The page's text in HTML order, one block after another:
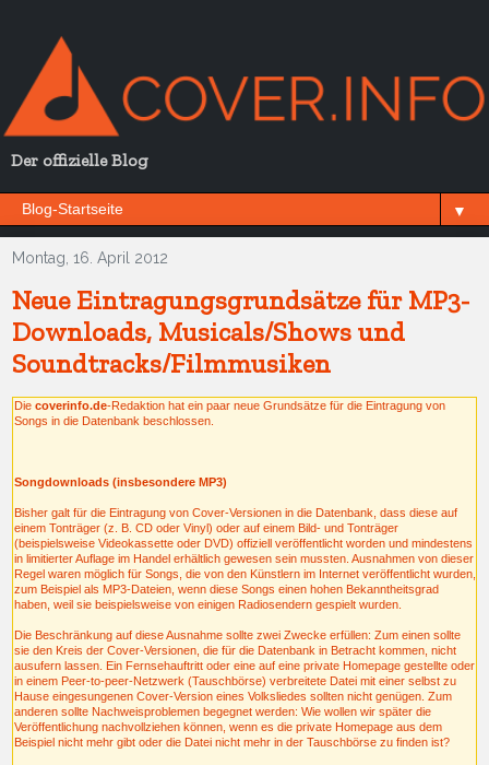
Der offizielle Blog
▼
Montag, 16. April 2012
Neue Eintragungsgrundsätze für MP3-
Downloads, Musicals/Shows und
Soundtracks/Filmmusiken
Die coverinfo.de-Redaktion hat ein paar neue Grundsätze für die Eintragung von
Songs in die Datenbank beschlossen.
Songdownloads (insbesondere MP3)
Bisher galt für die Eintragung von Cover-Versionen in die Datenbank, dass diese auf
einem Tonträger (z. B. CD oder Vinyl) oder auf einem Bild- und Tonträger
(beispielsweise Videokassette oder DVD) offiziell veröffentlicht worden und mindestens
in limitierter Auflage im Handel erhältlich gewesen sein mussten. Ausnahmen von dieser
Regel waren möglich für Songs, die von den Künstlern im Internet veröffentlicht wurden,
zum Beispiel als MP3-Dateien, wenn diese Songs einen hohen Bekanntheitsgrad
haben, weil sie beispielsweise von einigen Radiosendern gespielt wurden.
Die Beschränkung auf diese Ausnahme sollte zwei Zwecke erfüllen: Zum einen sollte
sie den Kreis der Cover-Versionen, die für die Datenbank in Betracht kommen, nicht
ausufern lassen. Ein Fernsehauftritt oder eine auf eine private Homepage gestellte oder
in einem Peer-to-peer-Netzwerk (Tauschbörse) verbreitete Datei mit einer selbst zu
Hause eingesungenen Cover-Version eines Volksliedes sollten nicht genügen. Zum
anderen sollte Nachweisproblemen begegnet werden: Wie wollen wir später die
Veröffentlichung nachvollziehen können, wenn es die private Homepage aus dem
Beispiel nicht mehr gibt oder die Datei nicht mehr in der Tauschbörse zu finden ist?